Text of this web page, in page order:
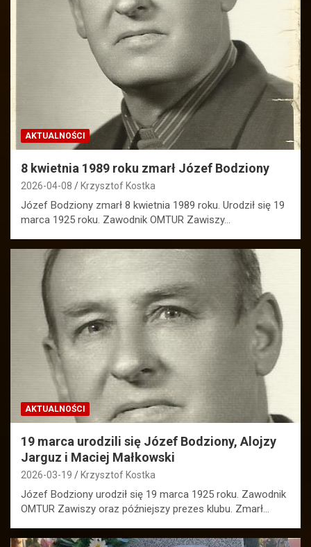
AKTUALNOŚCI
8 kwietnia 1989 roku zmarł Józef Bodziony
2026-04-08 Krzysztof Kostka
Józef Bodziony zmarł 8 kwietnia 1989 roku. Urodził się 19
marca 1925 roku. Zawodnik OMTUR Zawiszy…
AKTUALNOŚCI
19 marca urodzili się Józef Bodziony, Alojzy
Jarguz i Maciej Małkowski
2026-03-19 Krzysztof Kostka
Józef Bodziony urodził się 19 marca 1925 roku. Zawodnik
OMTUR Zawiszy oraz późniejszy prezes klubu. Zmarł…